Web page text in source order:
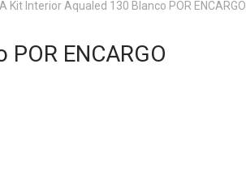
Kit Interior Aqualed 130 Blanco POR ENCARGO
ENCARGO